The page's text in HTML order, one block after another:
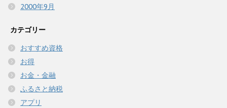
2000年9月
カテゴリー
おすすめ資格
お得
お金・金融
ふるさと納税
アプリ